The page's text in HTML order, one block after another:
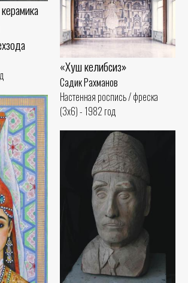
«Хуш келибсиз»
Садик Рахманов
Настенная роспись / фреска
(3x6) - 1982 год